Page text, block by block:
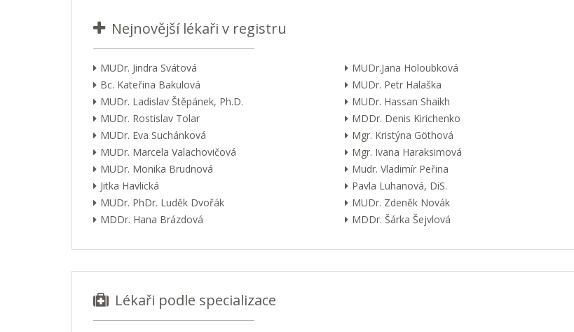
Nejnovější lékaři v registru
MUDr. Jindra Svátová MUDr.Jana Holoubková
Bc. Kateřina Bakulová
MUDr. Petr Halaška
MUDr. Ladislav Štěpánek, Ph.D.
MUDr. Hassan Shaikh
MUDr. Rostislav Tolar
MDDr. Denis Kirichenko
MUDr. Eva Suchánková
Mgr. Kristýna Göthová
MUDr. Marcela Valachovičová
Mgr. Ivana Haraksimová
MUDr. Monika Brudnová
Mudr. Vladimír Peřina
Jitka Havlická
Pavla Luhanová, DiS.
MUDr. PhDr. Luděk Dvořák
MUDr. Zdeněk Novák
MDDr. Hana Brázdová
MDDr. Šárka Šejvlová
Lékaři podle specializace